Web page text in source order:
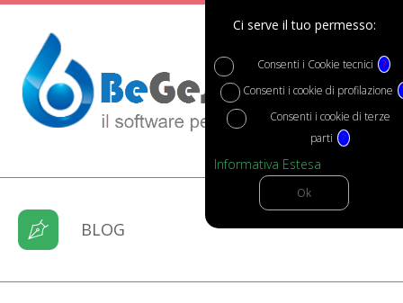
BLOG
Ci serve il tuo permesso:
Consenti i Cookie tecnici
?
Consenti i cookie di profilazione
Consenti i cookie di terze
parti
?
Informativa Estesa